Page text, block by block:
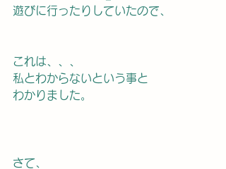
遊びに行ったりしていたので、
これは、、、
私とわからないという事と
わかりました。
さて、